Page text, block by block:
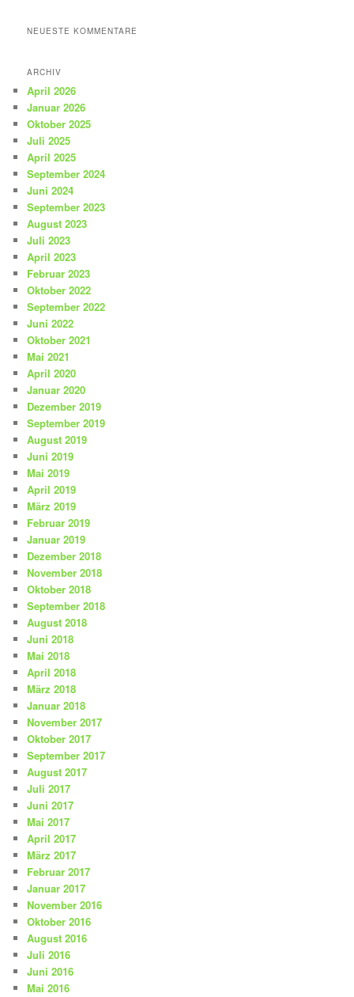
NEUESTE KOMMENTARE
ARCHIV
April 2026
Januar 2026
Oktober 2025
Juli 2025
April 2025
September 2024
Juni 2024
September 2023
August 2023
Juli 2023
April 2023
Februar 2023
Oktober 2022
September 2022
Juni 2022
Oktober 2021
Mai 2021
April 2020
Januar 2020
Dezember 2019
September 2019
August 2019
Juni 2019
Mai 2019
April 2019
März 2019
Februar 2019
Januar 2019
Dezember 2018
November 2018
Oktober 2018
September 2018
August 2018
Juni 2018
Mai 2018
April 2018
März 2018
Januar 2018
November 2017
Oktober 2017
September 2017
August 2017
Juli 2017
Juni 2017
Mai 2017
April 2017
März 2017
Februar 2017
Januar 2017
November 2016
Oktober 2016
August 2016
Juli 2016
Juni 2016
Mai 2016